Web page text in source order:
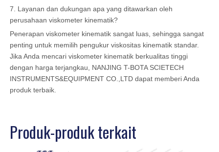
7. Layanan dan dukungan apa yang ditawarkan oleh
perusahaan viskometer kinematik?
Penerapan viskometer kinematik sangat luas, sehingga sangat
penting untuk memilih pengukur viskositas kinematik standar.
Jika Anda mencari viskometer kinematik berkualitas tinggi
dengan harga terjangkau, NANJING T-BOTA SCIETECH
INSTRUMENTS&EQUIPMENT CO.,LTD dapat memberi Anda
produk terbaik.
Produk-produk terkait